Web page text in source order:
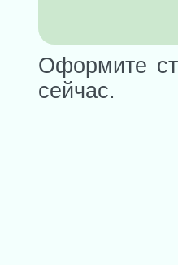
Оформите
сейчас.